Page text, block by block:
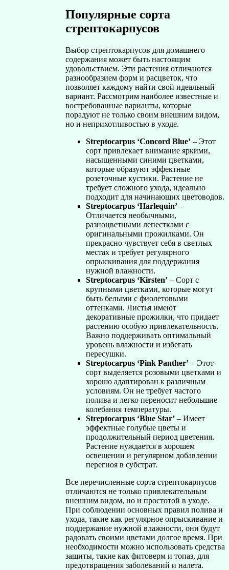
Популярные сорта
стрептокарпусов
Выбор стрептокарпусов для домашнего
содержания может быть настоящим
удовольствием. Эти растения отличаются
разнообразием форм и расцветок, что
позволяет каждому найти свой идеальный
вариант. Рассмотрим наиболее известные и
востребованные варианты, которые
порадуют не только своим внешним видом,
но и неприхотливостью в уходе.
Streptocarpus ‘Concord Blue’ – Этот
сорт привлекает внимание яркими,
насыщенными синими цветками,
которые образуют эффектные
розеточные кустики. Растение не
требует сложного ухода, идеально
подходит для начинающих цветоводов.
Streptocarpus ‘Harlequin’ –
Отличается необычными,
разноцветными лепестками с
оригинальными прожилками. Он
прекрасно чувствует себя в светлых
местах и требует регулярного
опрыскивания для поддержания
нужной влажности.
Streptocarpus ‘Kirsten’ – Сорт с
крупными цветками, которые могут
быть белыми с фиолетовыми
оттенками. Листья имеют
декоративные прожилки, что придает
растению особую привлекательность.
Важно поддерживать оптимальный
уровень влажности и избегать
пересушки.
Streptocarpus ‘Pink Panther’ – Этот
сорт выделяется розовыми цветками и
хорошо адаптирован к различным
условиям. Он не требует частого
полива и легко переносит небольшие
колебания температуры.
Streptocarpus ‘Blue Star’ – Имеет
эффектные голубые цветы и
продолжительный период цветения.
Растение нуждается в хорошем
освещении и регулярном добавлении
перегноя в субстрат.
Все перечисленные сорта стрептокарпусов
отличаются не только привлекательным
внешним видом, но и простотой в уходе.
При соблюдении основных правил полива и
ухода, такие как регулярное опрыскивание и
поддержание нужной влажности, они будут
радовать своими цветами долгое время. При
необходимости можно использовать средства
защиты, такие как фитоверм и топаз, для
предотвращения заболеваний и налета.